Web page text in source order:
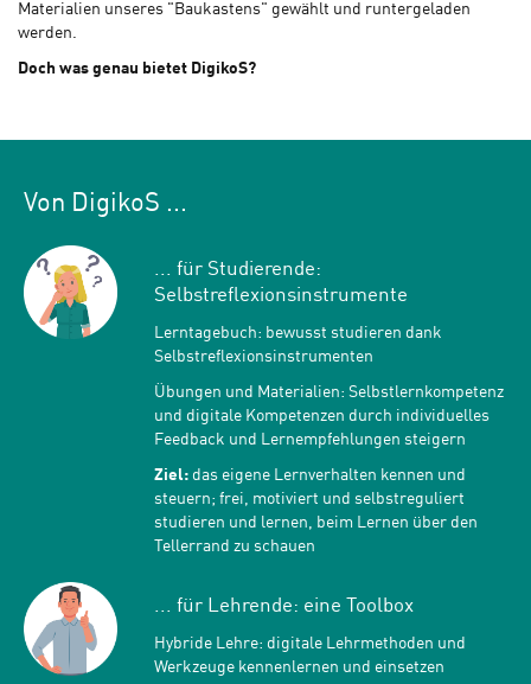
Materialien unseres "Baukastens" gewählt und runtergeladen
werden.
Doch was genau bietet DigikoS?
Von DigikoS ...
... für Studierende:
Selbstreflexionsinstrumente
Lerntagebuch: bewusst studieren dank
Selbstreflexionsinstrumenten
Übungen und Materialien: Selbstlernkompetenz
und digitale Kompetenzen durch individuelles
Feedback und Lernempfehlungen steigern
Ziel: das eigene Lernverhalten kennen und
steuern; frei, motiviert und selbstreguliert
studieren und lernen, beim Lernen über den
Tellerrand zu schauen
... für Lehrende: eine Toolbox
Hybride Lehre: digitale Lehrmethoden und
Werkzeuge kennenlernen und einsetzen